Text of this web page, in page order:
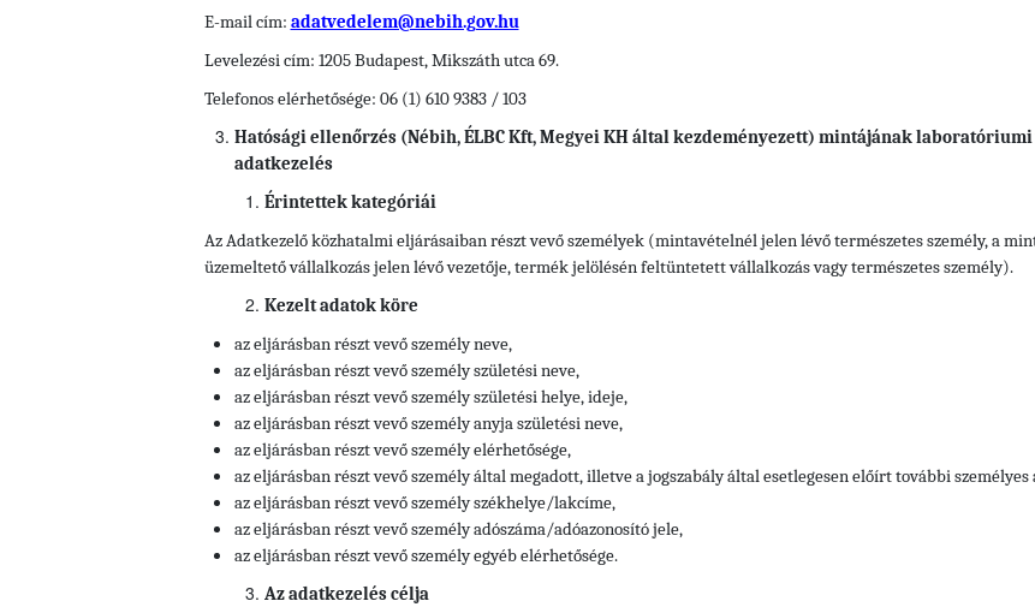
E-mail cím: adatvedelem@nebih.gov.hu
Levelezési cím: 1205 Budapest, Mikszáth utca 69.
Telefonos elérhetősége: 06 (1) 610 9383 / 103
Hatósági ellenőrzés (Nébih, ÉLBC Kft, Megyei KH által kezdeményezett) mintájának
adatkezelés
Érintettek kategóriái
Az Adatkezelő közhatalmi eljárásaiban részt vevő személyek (mintavételnél jelen lévő természetes személy, a
üzemeltető vállalkozás jelen lévő vezetője, termék jelölésén feltüntetett vállalkozás vagy természetes személy).
Kezelt adatok köre
az eljárásban részt vevő személy neve,
az eljárásban részt vevő személy születési neve,
az eljárásban részt vevő személy születési helye, ideje,
az eljárásban részt vevő személy anyja születési neve,
az eljárásban részt vevő személy elérhetősége,
az eljárásban részt vevő személy által megadott, illetve a jogszabály által esetlegesen előírt további személyes
az eljárásban részt vevő személyszékhelye/lakcíme,
az eljárásban részt vevő személyadószáma/adóazonosító jele,
az eljárásban részt vevő személyegyéb elérhetősége.
Az adatkezelés célja